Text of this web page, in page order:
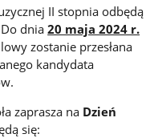
II stopnia odbędą
Do dnia20 maja 2024 r.
zostanie przesłana
kandydata
zaprasza na Dzień
się: